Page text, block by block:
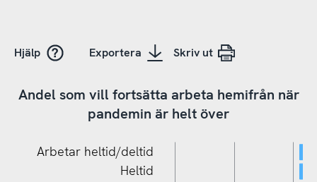
Hjälp Exportera Skriv ut
Andel som vill fortsätta arbeta hemifrån när
pandemin är helt över
Heltid
Arbetar heltid/deltid